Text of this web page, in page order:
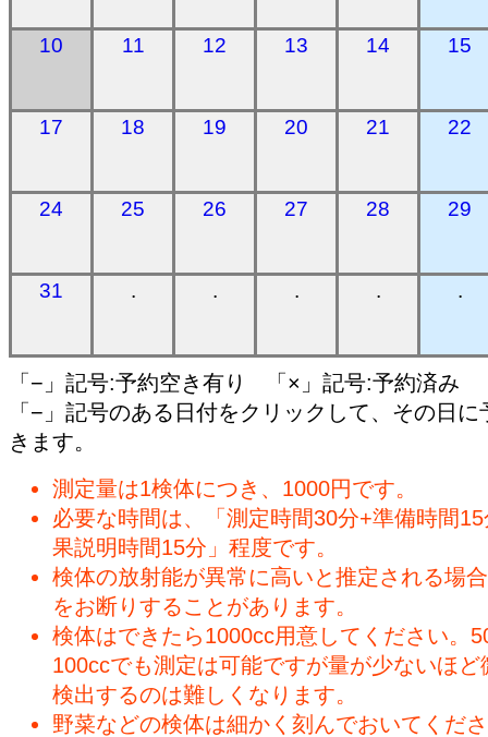
10 11 12 13 14 15
17 18 19 20 21 22
24 25 26 27 28 29
31 . . . . .
「−」記号:予約空き有り 「×」記号:予約済み
「−」記号のある日付をクリックして、その日に
きます。
測定量は1検体につき、1000円です。
必要な時間は、「測定時間30分+準備時間
果説明時間15分」程度です。
検体の放射能が異常に高いと推定される場
をお断りすることがあります。
検体はできたら1000cc用意してください。
100ccでも測定は可能ですが量が少ないほど
検出するのは難しくなります。
野菜などの検体は細かく刻んでおいてくだ